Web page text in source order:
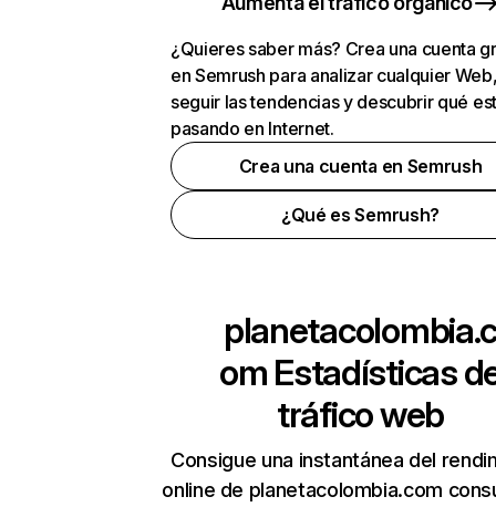
¿Quieres saber más? Crea una cuenta
en Semrush para analizar cualquier
seguir las tendencias y descubrir qué
pasando en Internet.
Crea una cuenta en Semrush
¿Qué es Semrush?
om Estadísticas
tráfico web
Consigue una instantánea del
online de planetacolombia.com